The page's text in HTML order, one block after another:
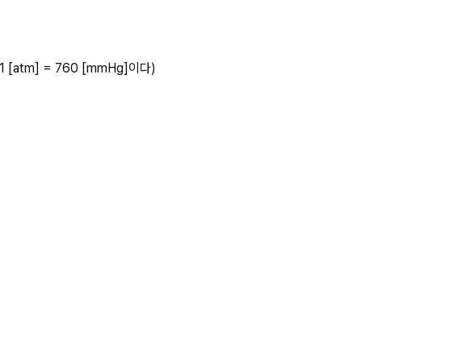
1 [atm] = 760 [mmHg]이다)